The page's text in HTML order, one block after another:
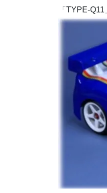
「TYPE-